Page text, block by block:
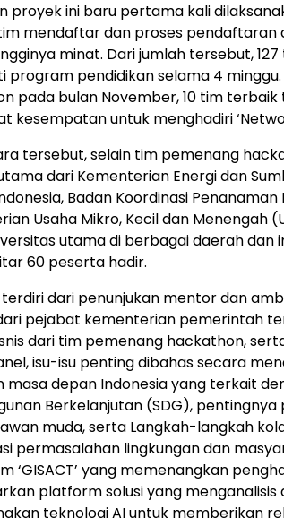
proyek ini baru pertama kali
mendaftar dan proses pendaftaran
minat. Dari jumlah tersebut,
program pendidikan selama 4
pada bulan November, 10 tim terbaik
kesempatan untuk menghadiri
tersebut, selain tim pemenang
dari Kementerian Energi dan
Badan Koordinasi Penanaman
Usaha Mikro, Kecil dan Menengah
utama di berbagai daerah dan
60 peserta hadir.
dari penunjukan mentor dan
pejabat kementerian pemerintah
dari tim pemenang hackathon,
isu-isu penting dibahas secara
masa depan Indonesia yang terkait
Berkelanjutan (SDG),
muda, serta Langkah-langkah
permasalahan lingkungan dan
‘GISACT’ yang memenangkan
platform solusi yang menganalisis
teknologi AI untuk memberikan